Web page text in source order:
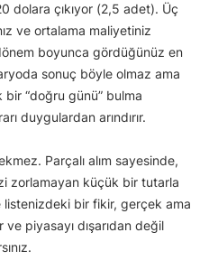
dolara çıkıyor (2,5 adet). Üç
ve ortalama maliyetiniz
boyunca gördüğünüz en
sonuç böyle olmaz ama
bir “doğru günü” bulma
duygulardan arındırır.
Parçalı alım sayesinde,
zorlamayan küçük bir tutarla
listenizdeki bir fikir, gerçek ama
piyasayı dışarıdan değil